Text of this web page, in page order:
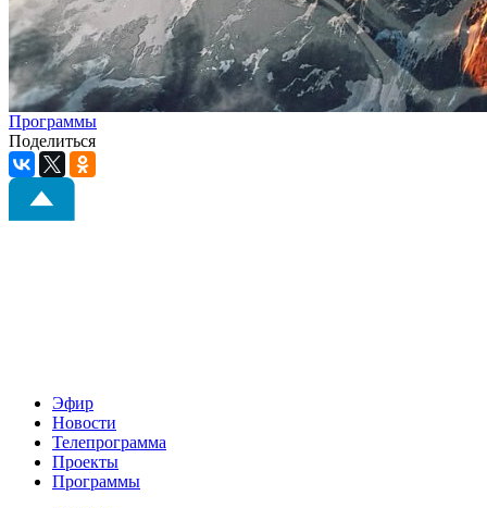
Программы
Поделиться
Эфир
Новости
Телепрограмма
Проекты
Программы